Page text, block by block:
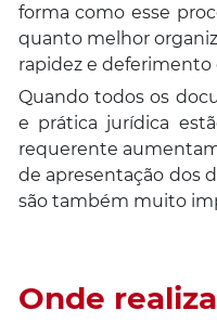
forma como esse
quanto melhor
rapidez e deferimento
Quando todos os
e prática jurídica
requerente
de apresentação dos
são também muito
Onde